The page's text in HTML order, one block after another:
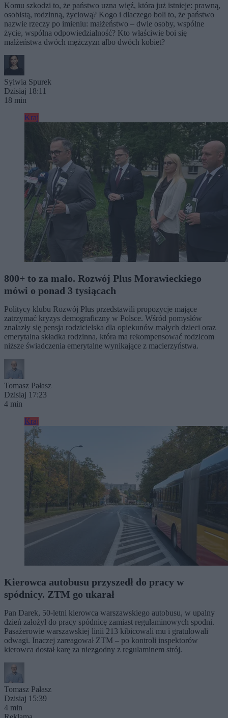
Komu szkodzi to, że państwo uzna więź, która już istnieje: prawną,
osobistą, rodzinną, życiową? Kogo i dlaczego boli to, że państwo
nazwie rzeczy po imieniu: małżeństwo – dwie osoby, wspólne
życie, wspólna odpowiedzialność? Kto właściwie boi się
małżeństwa dwóch mężczyzn albo dwóch kobiet?
Sylwia Spurek
Dzisiaj 18:11
18 min
Kraj
800+ to za mało. Rozwój Plus Morawieckiego
mówi o ponad 3 tysiącach
Politycy klubu Rozwój Plus przedstawili propozycje mające
zatrzymać kryzys demograficzny w Polsce. Wśród pomysłów
znalazły się pensja rodzicielska dla opiekunów małych dzieci oraz
emerytalna składka rodzinna, która ma rekompensować rodzicom
niższe świadczenia emerytalne wynikające z macierzyństwa.
Tomasz Pałasz
Dzisiaj 17:23
4 min
Kraj
Kierowca autobusu przyszedł do pracy w
spódnicy. ZTM go ukarał
Pan Darek, 50-letni kierowca warszawskiego autobusu, w upalny
dzień założył do pracy spódnicę zamiast regulaminowych spodni.
Pasażerowie warszawskiej linii 213 kibicowali mu i gratulowali
odwagi. Inaczej zareagował ZTM – po kontroli inspektorów
kierowca dostał karę za niezgodny z regulaminem strój.
Tomasz Pałasz
Dzisiaj 15:39
4 min